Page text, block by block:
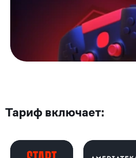
Тариф включает: